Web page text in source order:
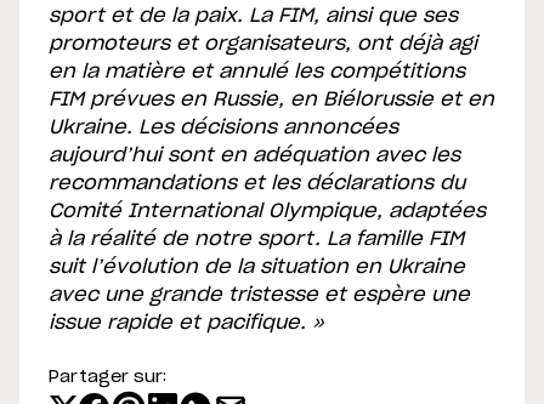
sport et de la paix. La FIM, ainsi que ses
promoteurs et organisateurs, ont déjà agi
en la matière et annulé les compétitions
FIM prévues en Russie, en Biélorussie et en
Ukraine. Les décisions annoncées
aujourd’hui sont en adéquation avec les
recommandations et les déclarations du
Comité International Olympique, adaptées
à la réalité de notre sport. La famille FIM
suit l’évolution de la situation en Ukraine
avec une grande tristesse et espère une
issue rapide et pacifique. »
Partager sur: